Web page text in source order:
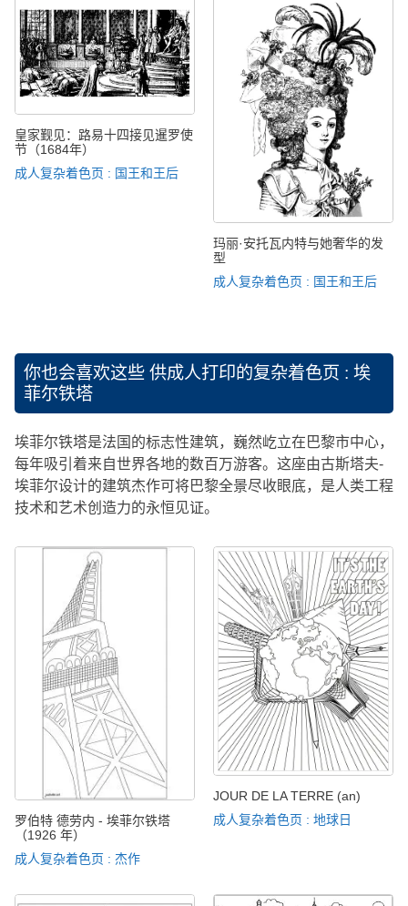
皇家觐见：路易十四接见暹罗使
节（1684年）
成人复杂着色页 : 国王和王后
玛丽·安托瓦内特与她奢华的发
型
成人复杂着色页 : 国王和王后
你也会喜欢这些 供成人打印的复杂着色页 : 埃
菲尔铁塔
埃菲尔铁塔是法国的标志性建筑，巍然屹立在巴黎市中心，
每年吸引着来自世界各地的数百万游客。这座由古斯塔夫-
埃菲尔设计的建筑杰作可将巴黎全景尽收眼底，是人类工程
技术和艺术创造力的永恒见证。
罗伯特 德劳内 - 埃菲尔铁塔
（1926 年）
成人复杂着色页 : 杰作
JOUR DE LA TERRE (an)
成人复杂着色页 : 地球日